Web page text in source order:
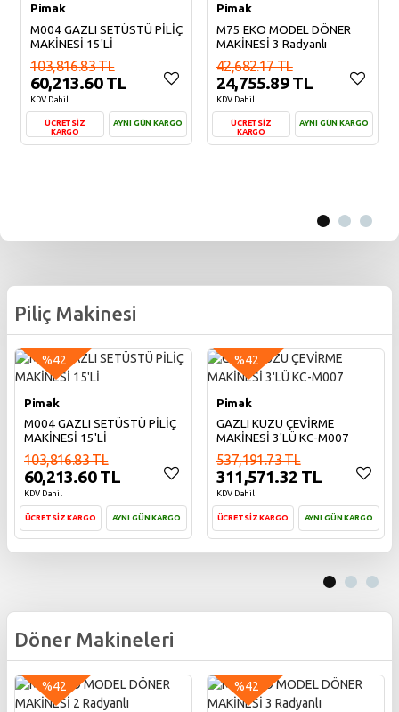
Pimak
M004 GAZLI SETÜSTÜ PİLİÇ
MAKİNESİ 15'Lİ
103,816.83 TL
60,213.60 TL
KDV Dahil
ÜCRETSİZ
KARGO
AYNI GÜN KARGO
Pimak
M75 EKO MODEL DÖNER
MAKİNESİ 3 Radyanlı
42,682.17 TL
24,755.89 TL
KDV Dahil
ÜCRETSİZ
KARGO
AYNI GÜN KARGO
Piliç Makinesi
%42
Pimak
M004 GAZLI SETÜSTÜ PİLİÇ
MAKİNESİ 15'Lİ
103,816.83 TL
60,213.60 TL
KDV Dahil
ÜCRETSİZ KARGO AYNI GÜN KARGO
%42
Pimak
GAZLI KUZU ÇEVİRME
MAKİNESİ 3'LÜ KC-M007
537,191.73 TL
311,571.32 TL
KDV Dahil
ÜCRETSİZ KARGO AYNI GÜN KARGO
Döner Makineleri
%42 %42